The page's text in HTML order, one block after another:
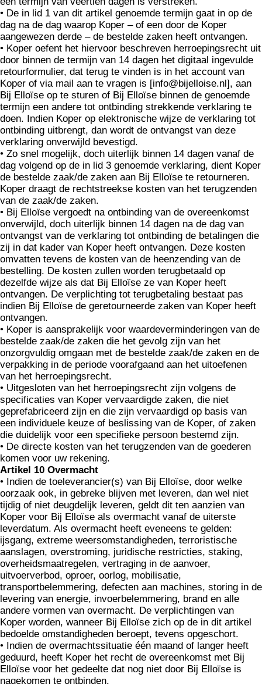
• De in lid 1 van dit artikel genoemde termijn gaat in op de
dag na de dag waarop Koper – of een door de Koper
aangewezen derde – de bestelde zaken heeft ontvangen.
• Koper oefent het hiervoor beschreven herroepingsrecht uit
door binnen de termijn van 14 dagen het digitaal ingevulde
retourformulier, dat terug te vinden is in het account van
Koper of via mail aan te vragen is [info@bijelloise.nl], aan
Bij Elloïse op te sturen of Bij Elloïse binnen de genoemde
termijn een andere tot ontbinding strekkende verklaring te
doen. Indien Koper op elektronische wijze de verklaring tot
ontbinding uitbrengt, dan wordt de ontvangst van deze
verklaring onverwijld bevestigd.
• Zo snel mogelijk, doch uiterlijk binnen 14 dagen vanaf de
dag volgend op de in lid 3 genoemde verklaring, dient Koper
de bestelde zaak/de zaken aan Bij Elloïse te retourneren.
Koper draagt de rechtstreekse kosten van het terugzenden
van de zaak/de zaken.
• Bij Elloïse vergoedt na ontbinding van de overeenkomst
onverwijld, doch uiterlijk binnen 14 dagen na de dag van
ontvangst van de verklaring tot ontbinding de betalingen die
zij in dat kader van Koper heeft ontvangen. Deze kosten
omvatten tevens de kosten van de heenzending van de
bestelling. De kosten zullen worden terugbetaald op
dezelfde wijze als dat Bij Elloïse ze van Koper heeft
ontvangen. De verplichting tot terugbetaling bestaat pas
indien Bij Elloïse de geretourneerde zaken van Koper heeft
ontvangen.
• Koper is aansprakelijk voor waardeverminderingen van de
bestelde zaak/de zaken die het gevolg zijn van het
onzorgvuldig omgaan met de bestelde zaak/de zaken en de
verpakking in de periode voorafgaand aan het uitoefenen
van het herroepingsrecht.
• Uitgesloten van het herroepingsrecht zijn volgens de
specificaties van Koper vervaardigde zaken, die niet
geprefabriceerd zijn en die zijn vervaardigd op basis van
een individuele keuze of beslissing van de Koper, of zaken
die duidelijk voor een specifieke persoon bestemd zijn.
• De directe kosten van het terugzenden van de goederen
komen voor uw rekening.
Artikel 10 Overmacht
• Indien de toeleverancier(s) van Bij Elloïse, door welke
oorzaak ook, in gebreke blijven met leveren, dan wel niet
tijdig of niet deugdelijk leveren, geldt dit ten aanzien van
Koper voor Bij Elloïse als overmacht vanaf de uiterste
leverdatum. Als overmacht heeft eveneens te gelden:
ijsgang, extreme weersomstandigheden, terroristische
aanslagen, overstroming, juridische restricties, staking,
overheidsmaatrege­len, vertraging in de aanvoer,
uitvoerverbod, oproer, oorlog, mobilisatie,
transportbelemmering, defecten aan machi­nes, storing in de
levering van energie, invoerbelemmering, brand en alle
andere vormen van overmacht. De verplichtingen van
Koper worden, wanneer Bij Elloïse zich op de in dit artikel
bedoelde omstandigheden beroept, tevens opgeschort.
• Indien de overmachtssituatie één maand of langer heeft
geduurd, heeft Koper het recht de overeenkomst met Bij
Elloïse voor het gedeelte dat nog niet door Bij Elloïse is
nagekomen te ontbinden.